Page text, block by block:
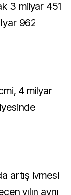
3 milyar 451
962
4 milyar
artış ivmesi
yılın aynı